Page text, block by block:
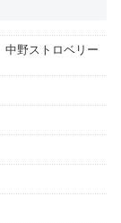
野ストロベリー